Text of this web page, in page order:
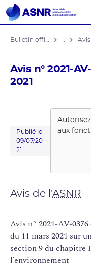
Avis
Avis n° 2021-
2021
Publié le
09/07/20
21
aux
Avis de l'ASNR
Avis n° 2021-AV-
du 11 mars 2021 sur
section 9 du
l’environnement